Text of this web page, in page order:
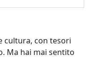
cultura, con tesori
Ma hai mai sentito